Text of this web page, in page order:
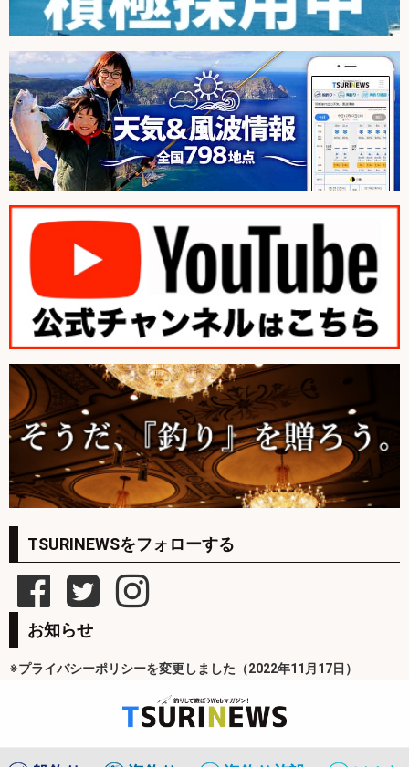
TSURINEWSをフォローする
お知らせ
※プライバシーポリシーを変更しました（2022年11月17日）